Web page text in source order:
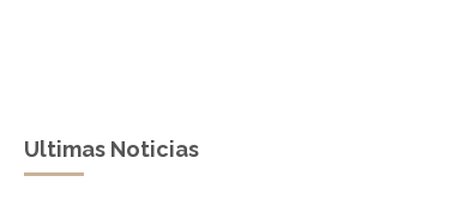
Ultimas Noticias